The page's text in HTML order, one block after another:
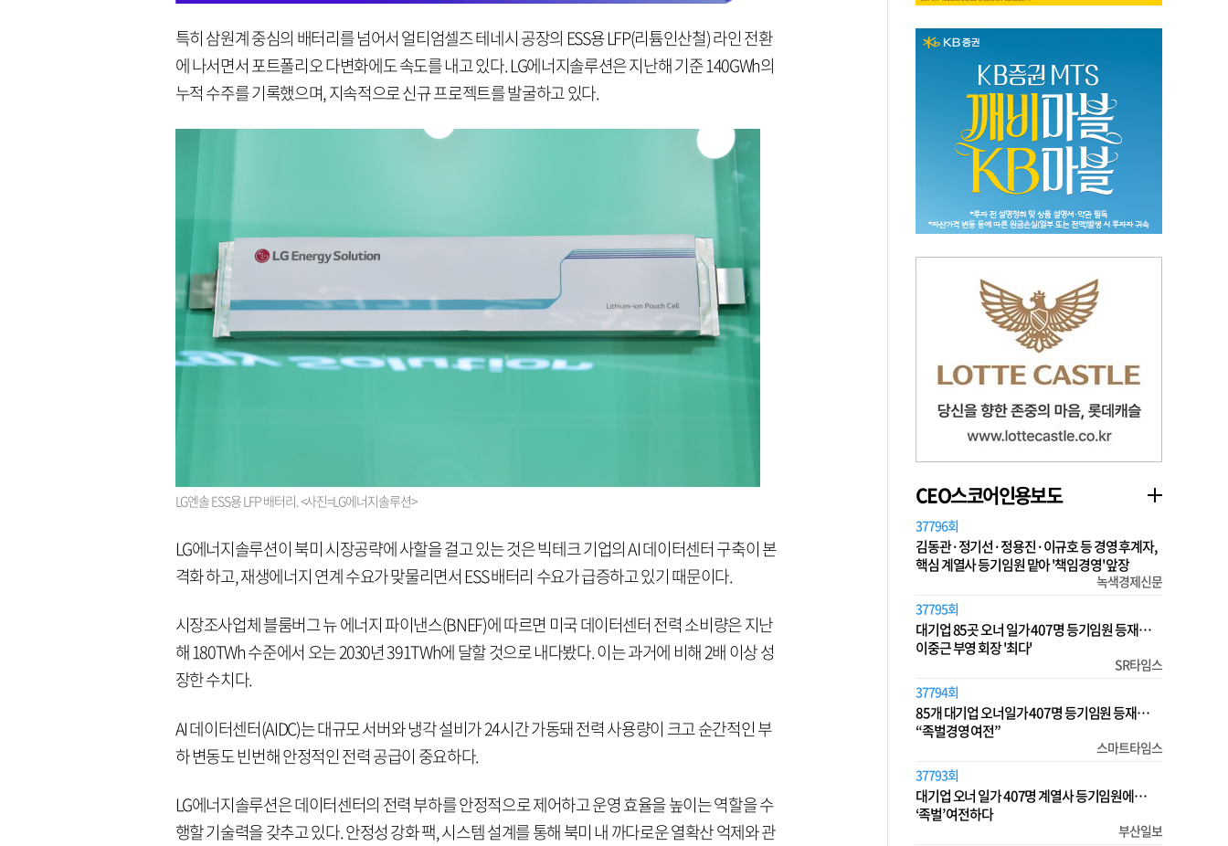
특히 삼원계 중심의 배터리를 넘어서 얼티엄셀즈 테네시 공장의 ESS용 LFP(리튬인산철) 라인 전환
에 나서면서 포트폴리오 다변화에도 속도를 내고 있다. LG에너지솔루션은 지난해 기준 140GWh의
누적 수주를 기록했으며, 지속적으로 신규 프로젝트를 발굴하고 있다.
LG엔솔 ESS용 LFP 배터리. <사진=LG에너지솔루션>
LG에너지솔루션이 북미 시장공략에 사할을 걸고 있는 것은 빅테크 기업의 AI 데이터센터 구축이 본
격화 하고, 재생에너지 연계 수요가 맞물리면서 ESS 배터리 수요가 급증하고 있기 때문이다.
시장조사업체 블룸버그 뉴 에너지 파이낸스(BNEF)에 따르면 미국 데이터센터 전력 소비량은 지난
해 180TWh 수준에서 오는 2030년 391TWh에 달할 것으로 내다봤다. 이는 과거에 비해 2배 이상 성
장한 수치다.
AI 데이터센터(AIDC)는 대규모 서버와 냉각 설비가 24시간 가동돼 전력 사용량이 크고 순간적인 부
하 변동도 빈번해 안정적인 전력 공급이 중요하다.
LG에너지솔루션은 데이터센터의 전력 부하를 안정적으로 제어하고 운영 효율을 높이는 역할을 수
행할 기술력을 갖추고 있다. 안정성 강화 팩, 시스템 설계를 통해 북미 내 까다로운 열확산 억제와 관
CEO스코어인용보도
37796회
김동관·정기선·정용진·이규호 등 경영 후계자,
핵심 계열사 등기임원 맡아 '책임경영' 앞장
녹색경제신문
37795회
대기업 85곳 오너 일가 407명 등기임원 등재…
이중근 부영 회장 '최다'
SR타임스
37794회
85개 대기업 오너일가 407명 등기임원 등재…
“족벌경영 여전”
스마트타임스
37793회
대기업 오너 일가 407명 계열사 등기임원에…
‘족벌’ 여전하다
부산일보